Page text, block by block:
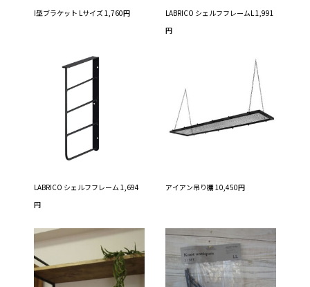
I型ブラケット Lサイズ 1,760円
LABRICO シェルフフレームL 1,991
円
LABRICO シェルフフレーム 1,694
円
アイアン吊り棚 10,450円